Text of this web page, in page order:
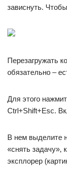
зависнуть.
Перезагружать
обязательно –
Для этого
Ctrl+Shift+Esc.
В нем выделите
«снять задачу»,
эксплорер